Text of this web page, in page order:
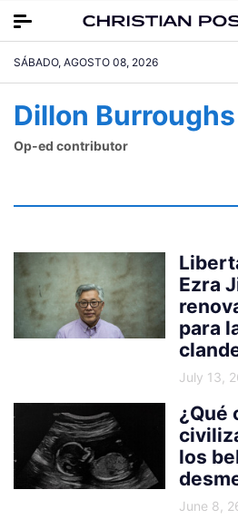
SÁBADO, AGOSTO 08, 2026
Dillon Burroughs
Op-ed contributor
Ezra
para
July 13,
¿Qué
los
June 8,